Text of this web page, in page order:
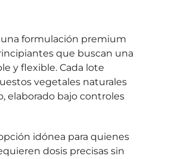
formulación premium
que buscan una
y flexible. Cada lote
vegetales naturales
elaborado bajo controles
idónea para quienes
dosis precisas sin